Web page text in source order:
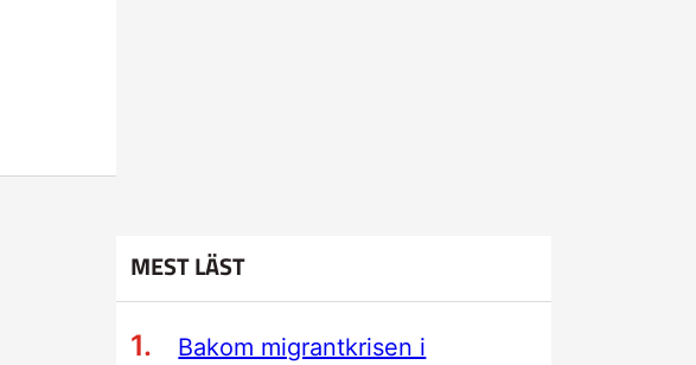
MEST LÄST
Bakom migrantkrisen i